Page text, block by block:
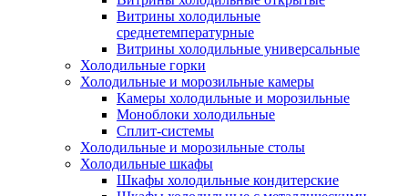
Витрины холодильные
среднетемпературные
Витрины холодильные универсальные
Холодильные горки
Холодильные и морозильные камеры
Камеры холодильные и морозильные
Моноблоки холодильные
Сплит-системы
Холодильные и морозильные столы
Холодильные шкафы
Шкафы холодильные кондитерские